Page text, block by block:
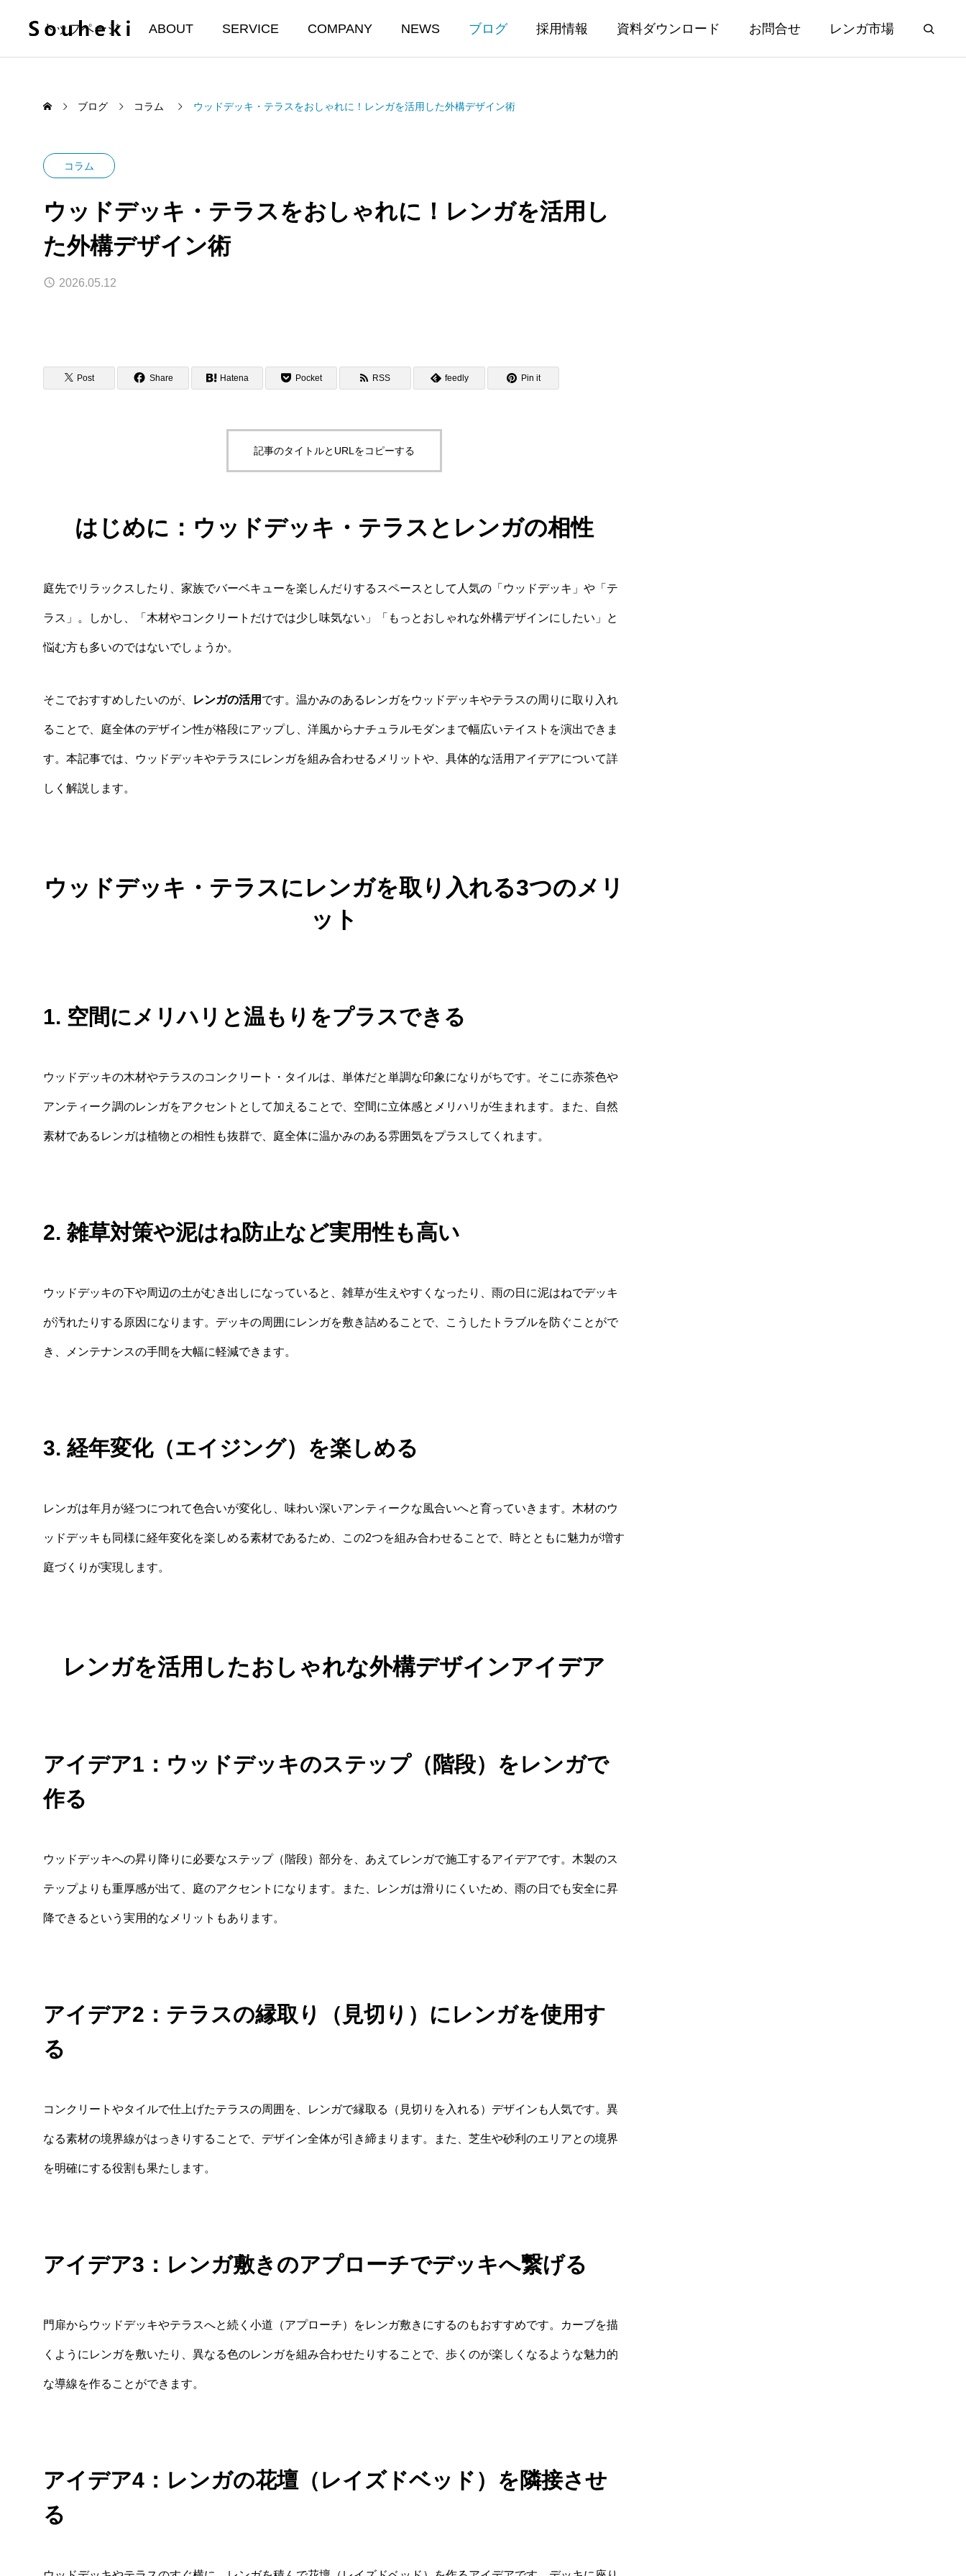
トップページ ABOUT SERVICE COMPANY NEWS ブログ 採用情報 資料ダウンロード お問合せ レンガ市場
ブログ コラム ウッドデッキ・テラスをおしゃれに！レンガを活用した外構デザイン術
コラム
ウッドデッキ・テラスをおしゃれに！レンガを活用し
た外構デザイン術
2026.05.12
Post Share Hatena Pocket RSS feedly Pin it
記事のタイトルとURLをコピーする
はじめに：ウッドデッキ・テラスとレンガの相性
庭先でリラックスしたり、家族でバーベキューを楽しんだりするスペースとして人気の「ウッドデッキ」や「テ
ラス」。しかし、「木材やコンクリートだけでは少し味気ない」「もっとおしゃれな外構デザインにしたい」と
悩む方も多いのではないでしょうか。
そこでおすすめしたいのが、 レンガの活用 です。温かみのあるレンガをウッドデッキやテラスの周りに取り入れ
ることで、庭全体のデザイン性が格段にアップし、洋風からナチュラルモダンまで幅広いテイストを演出できま
す。本記事では、ウッドデッキやテラスにレンガを組み合わせるメリットや、具体的な活用アイデアについて詳
しく解説します。
ウッドデッキ・テラスにレンガを取り入れる3つのメリ
ット
1. 空間にメリハリと温もりをプラスできる
ウッドデッキの木材やテラスのコンクリート・タイルは、単体だと単調な印象になりがちです。そこに赤茶色や
アンティーク調のレンガをアクセントとして加えることで、空間に立体感とメリハリが生まれます。また、自然
素材であるレンガは植物との相性も抜群で、庭全体に温かみのある雰囲気をプラスしてくれます。
2. 雑草対策や泥はね防止など実用性も高い
ウッドデッキの下や周辺の土がむき出しになっていると、雑草が生えやすくなったり、雨の日に泥はねでデッキ
が汚れたりする原因になります。デッキの周囲にレンガを敷き詰めることで、こうしたトラブルを防ぐことがで
き、メンテナンスの手間を大幅に軽減できます。
3. 経年変化（エイジング）を楽しめる
レンガは年月が経つにつれて色合いが変化し、味わい深いアンティークな風合いへと育っていきます。木材のウ
ッドデッキも同様に経年変化を楽しめる素材であるため、この2つを組み合わせることで、時とともに魅力が増す
庭づくりが実現します。
レンガを活用したおしゃれな外構デザインアイデア
アイデア1：ウッドデッキのステップ（階段）をレンガで
作る
ウッドデッキへの昇り降りに必要なステップ（階段）部分を、あえてレンガで施工するアイデアです。木製のス
テップよりも重厚感が出て、庭のアクセントになります。また、レンガは滑りにくいため、雨の日でも安全に昇
降できるという実用的なメリットもあります。
アイデア2：テラスの縁取り（見切り）にレンガを使用す
る
コンクリートやタイルで仕上げたテラスの周囲を、レンガで縁取る（見切りを入れる）デザインも人気です。異
なる素材の境界線がはっきりすることで、デザイン全体が引き締まります。また、芝生や砂利のエリアとの境界
を明確にする役割も果たします。
アイデア3：レンガ敷きのアプローチでデッキへ繋げる
門扉からウッドデッキやテラスへと続く小道（アプローチ）をレンガ敷きにするのもおすすめです。カーブを描
くようにレンガを敷いたり、異なる色のレンガを組み合わせたりすることで、歩くのが楽しくなるような魅力的
な導線を作ることができます。
アイデア4：レンガの花壇（レイズドベッド）を隣接させ
る